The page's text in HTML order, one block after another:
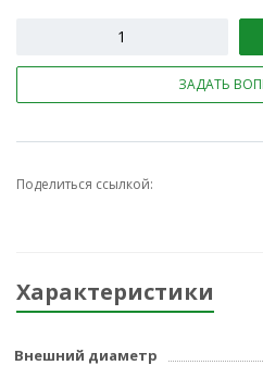
ЗАДАТЬ
Поделиться ссылкой:
Характеристики
Внешний диаметр